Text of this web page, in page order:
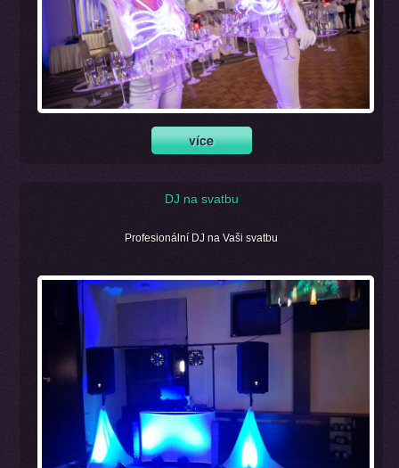
DJ na svatbu
Profesionální DJ na Vaši svatbu